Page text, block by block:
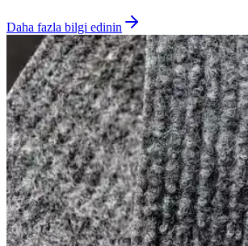
Daha fazla bilgi edinin